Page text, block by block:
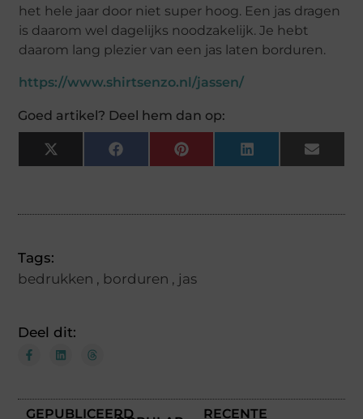
het hele jaar door niet super hoog. Een jas dragen
is daarom wel dagelijks noodzakelijk. Je hebt
daarom lang plezier van een jas laten borduren.
https://www.shirtsenzo.nl/jassen/
Goed artikel? Deel hem dan op:
X
(Twitter)
FacebookPinterestLinkedInEmail
Tags:
bedrukken , borduren , jas
Deel dit:
GEPUBLICEERD
RECENTE